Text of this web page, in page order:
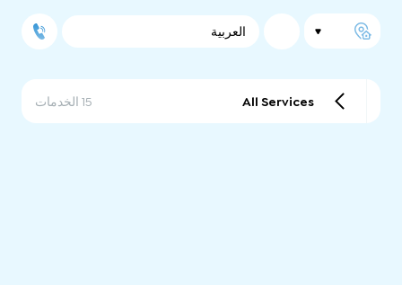
العربية
All Services 15 الخدمات